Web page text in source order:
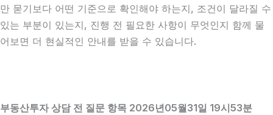
만 묻기보다 어떤 기준으로 확인해야 하는지, 조건이 달라질 수
있는 부분이 있는지, 진행 전 필요한 사항이 무엇인지 함께 물
어보면 더 현실적인 안내를 받을 수 있습니다.
부동산투자 상담 전 질문 항목 2026년05월31일 19시53분